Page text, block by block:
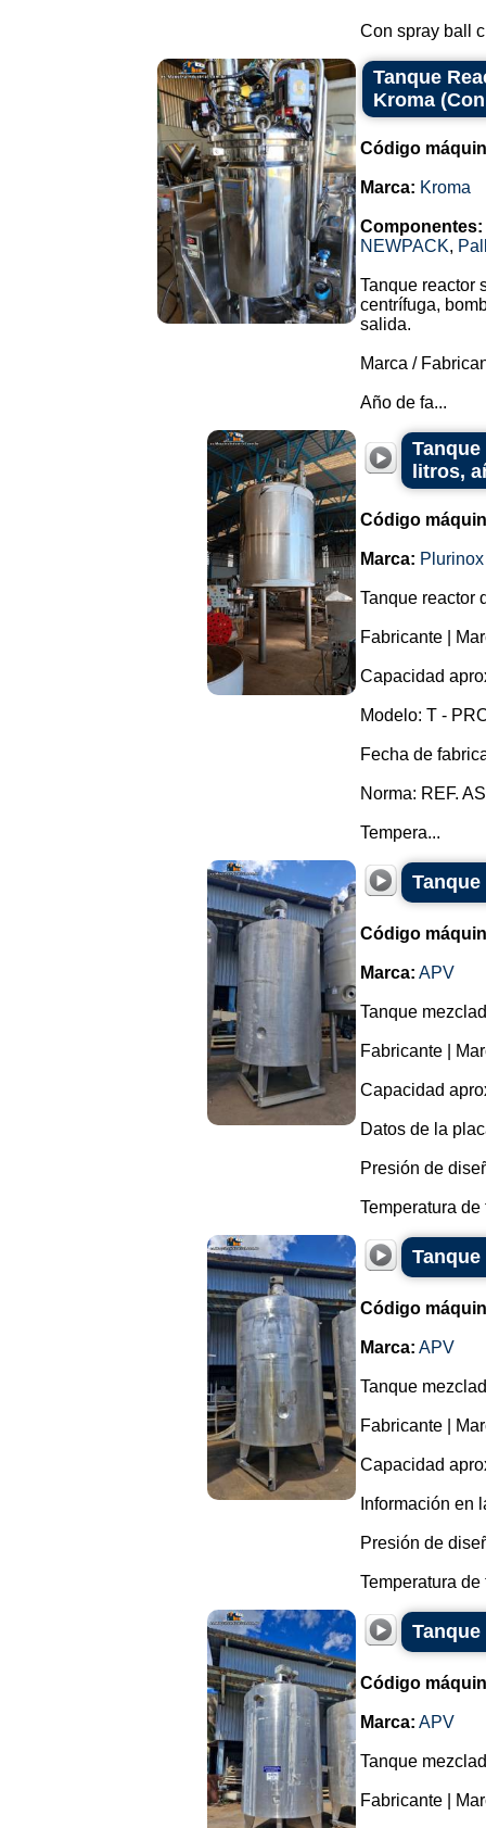
Con spray ball
Tanque
Kroma
Código
Marca: Kroma
Componentes:
NEWPACK,
Tanque reactor
centrífuga,
salida.
Marca /
Año de fa...
litros,
Código
Marca: Plurinox
Tanque reactor
Fabricante |
Capacidad
Modelo: T -
Fecha de
Norma: REF.
Tempera...
Código
Marca: APV
Tanque
Fabricante |
Capacidad
Datos de la
Presión de
Temperatura
Código
Marca: APV
Tanque
Fabricante |
Capacidad
Información en
Presión de
Temperatura de
Código
Marca: APV
Tanque
Fabricante |